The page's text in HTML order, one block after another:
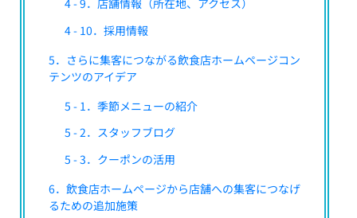
4 - 10．採用情報
5．さらに集客につながる飲食店ホームページコン
テンツのアイデア
5 - 1．季節メニューの紹介
5 - 2．スタッフブログ
5 - 3．クーポンの活用
6．飲食店ホームページから店舗への集客につなげ
るための追加施策